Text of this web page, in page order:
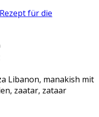
für die
Libanon, manakish mit
zaatar, zataar